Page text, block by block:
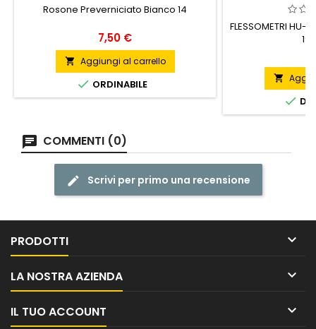
Rosone Preverniciato Bianco 14
Prezzo
7,50 €
 Aggiungi al carrello
 ORDINABILE
FLESSOMETRI HU-
19


COMMENTI (0)
Scrivi per primo una recensione
PRODOTTI 
LA NOSTRA AZIENDA 
IL TUO ACCOUNT 